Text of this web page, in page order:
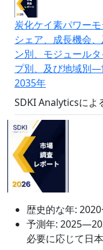
炭化ケイ素パワー
シェア、成長機会
ン別、モジュール
プ別、及び地域別―
2035年
SDKI Analyticsによ
歴史的な年:
予測年:
必要に応じて日